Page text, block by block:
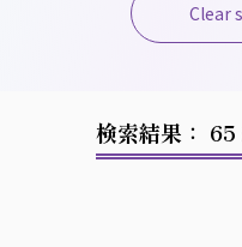
Clear
検索結果： 65